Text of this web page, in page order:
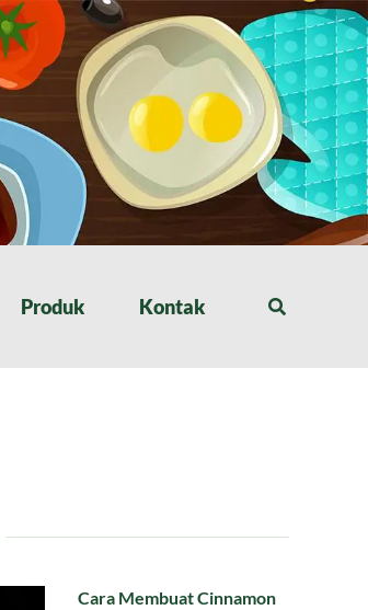
Produk Kontak
Cara Membuat Cinnamon